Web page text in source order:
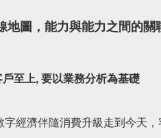
地圖，能力與能力之間的關
戶至上, 要以業務分析為基礎
字經濟伴隨消費升級走到今天